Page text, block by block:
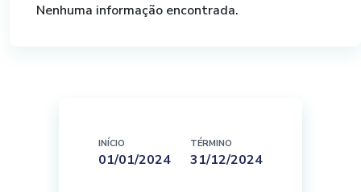
Nenhuma informação encontrada.
INÍCIO
01/01/2024
TÉRMINO
31/12/2024